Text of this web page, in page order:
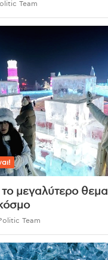
Team
το μεγαλύτερο
Team